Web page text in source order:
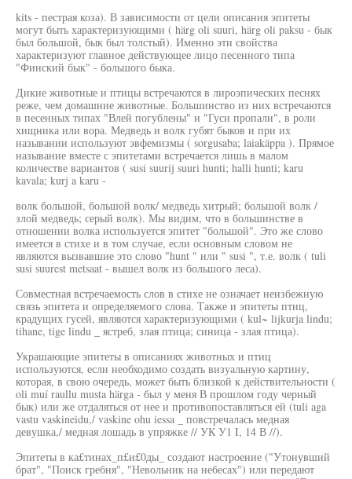
kits - пестрая коза). В зависимости от цели описания эпитеты
могут быть характеризующими ( härg oli suuri, härg oli paksu - бык
был большой, бык был толстый). Именно эти свойства
характеризуют главное действующее лицо песенного типа
"Финский бык" - большого быка.
Дикие животные и птицы встречаются в лироэпических песнях
реже, чем домашние животные. Большинство из них встречаются
в песенных типах "Влей погублены" и "Гуси пропали", в роли
хищника или вора. Медведь и волк губят быков и при их
назывании используют эвфемизмы ( sorgusaba; laiakäppa ). Прямое
называние вместе с эпитетами встречается лишь в малом
количестве вариантов ( susi suurij suuri hunti; halli hunti; karu
kavala; kurj a karu -
волк большой, большой волк/ медведь хитрый; большой волк /
злой медведь; серый волк). Мы видим, что в большинстве в
отношении волка используется эпитет "большой". Это же слово
имеется в стихе и в том случае, если основным словом не
являются вызвавшие это слово "hunt " или " susi ", т.е. волк ( tuli
susi suurest metsaat - вышел волк из большого леса).
Совместная встречаемость слов в стихе не означает неизбежную
связь эпитета и определяемого слова. Также и эпитеты птиц,
крадущих гусей, являются характеризующими ( kul~ lijkurja lindu;
tihane, tige lindu _ ястреб, злая птица; синица - злая птица).
Украшающие эпитеты в описаниях животных и птиц
используются, если необходимо создать визуальную картину,
которая, в свою очередь, может быть близкой к действительности (
oli muí raullu musta härga - был у меня В прошлом году черный
бык) или же отдаляться от нее и противопоставляться ей (tuli aga
vastu vaskineidu,/ vaskine ohu iessa _ повстречалась медная
девушка,/ медная лошадь в упряжке // УК У1 I, 14 В //).
Эпитеты в ка£тинах_п£и£0ды_ создают настроение ("Утонувший
брат", "Поиск гребня", "Невольник на небесах") или передают